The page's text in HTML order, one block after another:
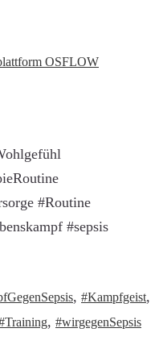
OSFLOW
#Routine
#sepsis
, #Kampfgeist,
, #wirgegenSepsis